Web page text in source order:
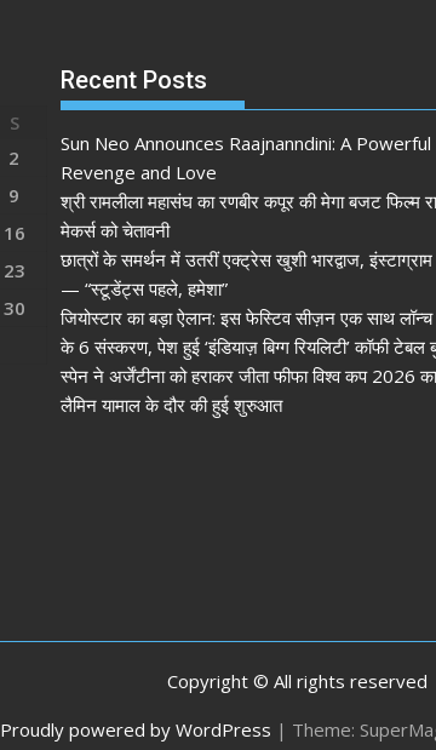
S
2
9
16
23
30
Recent Posts
Sun Neo Announces Raajnanndini: A
Revenge and Love
श्री रामलीला महासंघ का रणबीर कपूर की मेगा बजट फिल्म
मेकर्स को चेतावनी
छात्रों के समर्थन में उतरीं एक्ट्रेस खुशी भारद्वाज, इंस्टाग्राम
— “स्टूडेंट्स पहले, हमेशा”
जियोस्टार का बड़ा ऐलान: इस फेस्टिव सीज़न एक साथ लॉन्च
के 6 संस्करण, पेश हुई ‘इंडियाज़ बिग्ग रियलिटी’ कॉफी टेबल
स्पेन ने अर्जेंटीना को हराकर जीता फीफा विश्व कप 2026
लैमिन यामाल के दौर की हुई शुरुआत
Copyright © All rights reserved
Proudly powered by WordPress | Theme: